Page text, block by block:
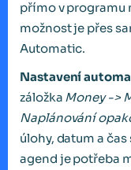
přímo v programu
možnost je přes
Automatic.
Nastavení
záložka Money ->
Naplánování
úlohy, datum a
agend je potřeba